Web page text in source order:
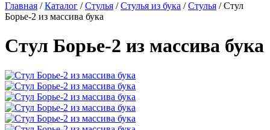
Главная / Каталог / Стулья / Стулья из бука / Стулья / Стул
Борье-2 из массива бука
Стул Борье-2 из массива бука